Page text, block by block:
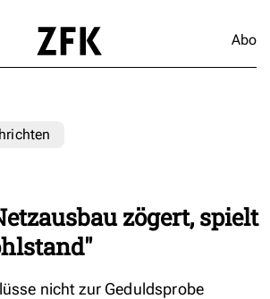
Abo
zögert, spielt
nicht zur Geduldsprobe